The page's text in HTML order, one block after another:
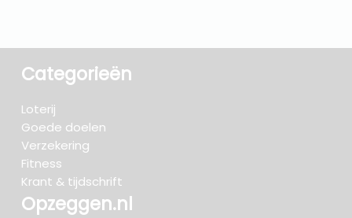
Categorieën
Loterij
Goede doelen
Verzekering
Fitness
Krant & tijdschrift
Opzeggen.nl